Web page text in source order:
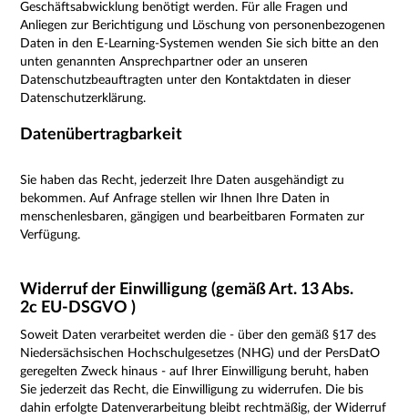
Geschäftsabwicklung benötigt werden. Für alle Fragen und
Anliegen zur Berichtigung und Löschung von personenbezogenen
Daten in den E-Learning-Systemen wenden Sie sich bitte an den
unten genannten Ansprechpartner oder an unseren
Datenschutzbeauftragten unter den Kontaktdaten in dieser
Datenschutzerklärung.
Datenübertragbarkeit
Sie haben das Recht, jederzeit Ihre Daten ausgehändigt zu
bekommen. Auf Anfrage stellen wir Ihnen Ihre Daten in
menschenlesbaren, gängigen und bearbeitbaren Formaten zur
Verfügung.
Widerruf der Einwilligung (gemäß Art. 13 Abs.
2c EU-DSGVO )
Soweit Daten verarbeitet werden die - über dengemäß §17 des
Niedersächsischen Hochschulgesetzes (NHG) und der PersDatO
geregelten Zweck hinaus -auf Ihrer Einwilligung beruht, haben
Sie jederzeit das Recht, die Einwilligung zu widerrufen. Die bis
dahin erfolgte Datenverarbeitung bleibt rechtmäßig, der Widerruf